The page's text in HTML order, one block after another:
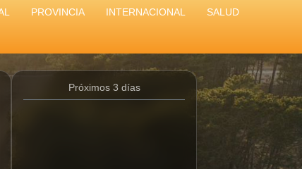
PROVINCIA INTERNACIONAL SALUD
Próximos 3 días